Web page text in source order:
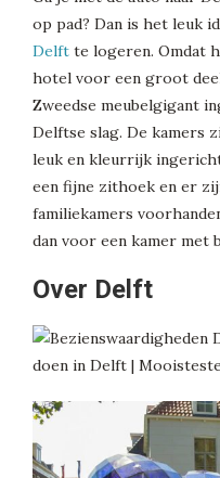
op pad? Dan is het leuk
Delft te logeren. Omdat
hotel voor een groot
Zweedse meubelgigant
Delftse slag. De kamers
leuk en kleurrijk
een fijne zithoek en er
familiekamers
dan voor een kamer met
Over Delft